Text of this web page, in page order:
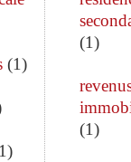
(1)
)
(1)
(1)